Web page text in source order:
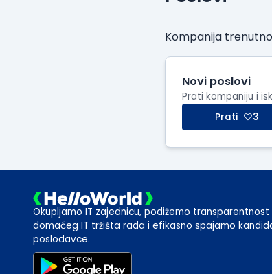
Kompanija
Novi poslovi
Prati kompaniju i
Prati
3
Okupljamo IT zajednicu, podižemo transparentnost
domaćeg IT tržišta rada i efikasno spajamo
poslodavce.